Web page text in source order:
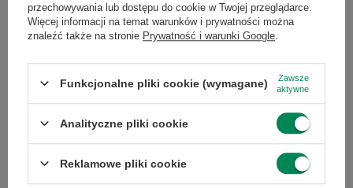
Taktowanie
bazowe
procesora
3.00
Taktowanie
maksymalne
procesora
4.1
Pamięć
podręczna
9
przechowywania lub dostępu do cookie w Twojej przeglądarce.
Więcej informacji na temat warunków i prywatności można
znaleźć także na stronie Prywatność i warunki Google
Funkcjonalne pliki cookie (wymagane)
Zawsze
aktywne
Analityczne pliki cookie
Reklamowe pliki cookie